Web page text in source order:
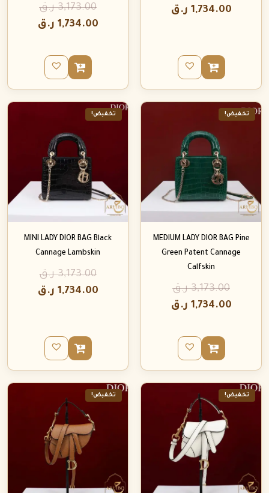
1,734.00 ر.ق 3,173.00 ر.ق
1,734.00 ر.ق
تخفيض!
MEDIUM LADY DIOR BAG Pine
Green Patent Cannage
Calfskin
3,173.00 ر.ق
1,734.00 ر.ق
تخفيض!
MINI LADY DIOR BAG Black
Cannage Lambskin
3,173.00 ر.ق
1,734.00 ر.ق
تخفيض! تخفيض!